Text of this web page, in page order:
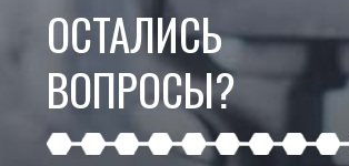
ОСТАЛИСЬ
ВОПРОСЫ?